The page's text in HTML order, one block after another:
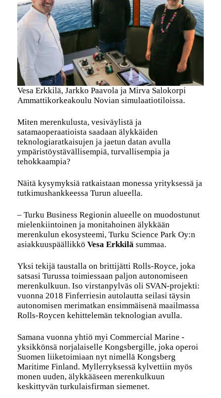
Vesa Erkkilä, Jarkko Paavola ja Mirva Salokorpi
Ammattikorkeakoulu Novian simulaatiotiloissa.
Miten merenkulusta, vesiväylistä ja
satamaoperaatioista saadaan älykkäiden
teknologiaratkaisujen ja jaetun datan avulla
ympäristöystävällisempiä, turvallisempia ja
tehokkaampia?
Näitä kysymyksiä ratkaistaan monessa yrityksessä ja
tutkimushankkeessa Turun alueella.
– Turku Business Regionin alueelle on muodostunut
mielenkiintoinen ja monitahoinen älykkään
merenkulun ekosysteemi, Turku Science Park Oy:n
asiakkuuspäällikkö Vesa Erkkilä summaa.
Yksi tekijä taustalla on brittijätti Rolls-Royce, joka
satsasi Turussa toimiessaan paljon autonomiseen
merenkulkuun. Iso virstanpylväs oli SVAN-projekti:
vuonna 2018 Finferriesin autolautta seilasi täysin
autonomisen merimatkan ensimmäisenä maailmassa
Rolls-Roycen kehittelemän teknologian avulla.
Samana vuonna yhtiö myi Commercial Marine -
yksikkönsä norjalaiselle Kongsbergille, joka operoi
Suomen liiketoimiaan nyt nimellä Kongsberg
Maritime Finland. Myllerryksessä kylvettiin myös
monen uuden, älykkääseen merenkulkuun
keskittyvän turkulaisfirman siemenet.